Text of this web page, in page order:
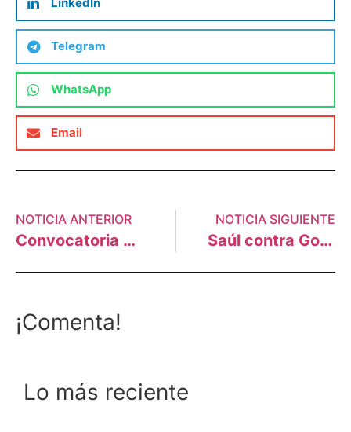
Telegram
WhatsApp
Email
NOTICIA ANTERIOR
Convocatoria Laboral: Servicio de curaduría, museografía y producción para la Exposición sobre derrames de petróleo en el litoral y Amazonía peruana como parte de la “Campaña: No Más Derrames”
NOTICIA SIGUIENTE
Saúl contra Goliat: La demanda climática contra un gigante de la energía en Europa
¡Comenta!
Lo más reciente